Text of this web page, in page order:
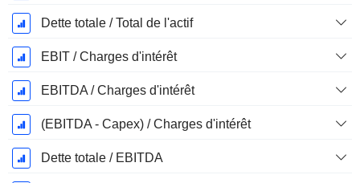
Dette totale / Total de l'actif
EBIT / Charges d'intérêt
EBITDA / Charges d'intérêt
(EBITDA - Capex) / Charges d'intérêt
Dette totale / EBITDA